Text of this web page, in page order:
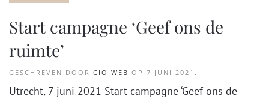
Start campagne ‘Geef ons de
ruimte’
GESCHREVEN DOOR CIO WEB OP 7 JUNI 2021 .
Utrecht, 7 juni 2021 Start campagne ‘Geef ons de